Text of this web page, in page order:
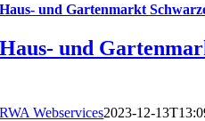
Haus- und Gartenmarkt
Haus- und
RWA Webservices2023-12-